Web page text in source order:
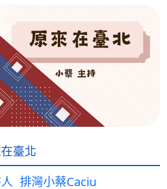
臺北
排灣小蔡Caciu